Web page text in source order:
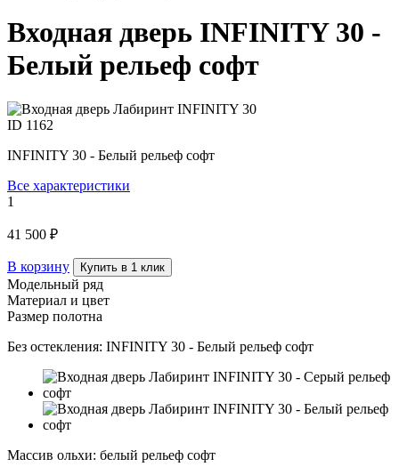
Входная дверь INFINITY 30 -
Белый рельеф софт
ID 1162
INFINITY 30 - Белый рельеф софт
Все характеристики
1
41 500 ₽
В корзину Купить в 1 клик
Модельный ряд
Материал и цвет
Размер полотна
Без остекления: INFINITY 30 - Белый рельеф софт
Массив ольхи: белый рельеф софт